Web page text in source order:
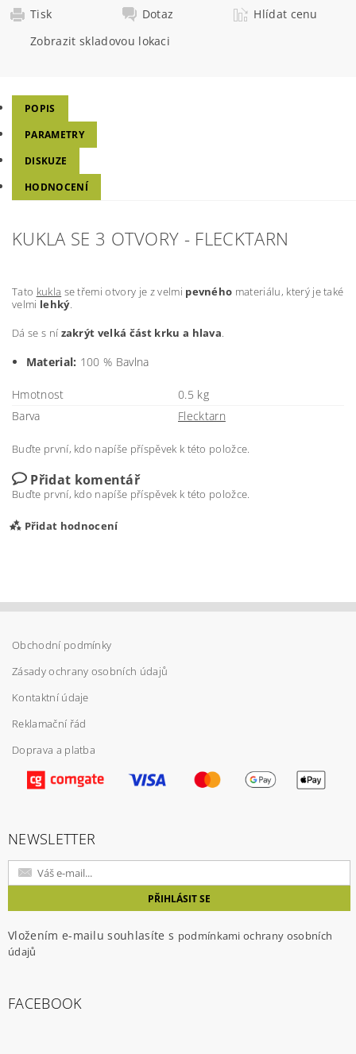
Tisk
Dotaz
Hlídat cenu
Zobrazit skladovou lokaci
POPIS
PARAMETRY
DISKUZE
HODNOCENÍ
KUKLA SE 3 OTVORY - FLECKTARN
Tato kukla se třemi otvory je z velmi pevného materiálu, který je také
velmi lehký.
Dá se s ní zakrýt velká část krku a hlava.
Material: 100 % Bavlna
Hmotnost
0.5 kg
Barva
Flecktarn
Buďte první, kdo napíše příspěvek k této položce.
Přidat komentář
Buďte první, kdo napíše příspěvek k této položce.
Přidat hodnocení
Vložením hodnocení souhlasíte spodmínkami
ochrany osobních údajů
Obchodní podmínky
Zásady ochrany osobních údajů
Kontaktní údaje
Reklamační řád
Doprava a platba
NEWSLETTER
Vložením e-mailu souhlasíte s podmínkami ochrany osobních
údajů
FACEBOOK